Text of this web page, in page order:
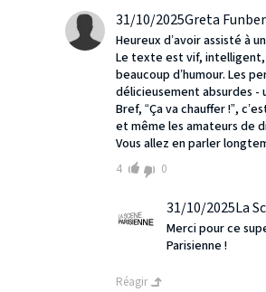
31/10/2025Greta
Heureux d’avoir assisté à
Le texte est vif, intelligent,
beaucoup d’humour. Les
délicieusement absurdes -
Bref, “Ça va chauffer !”,
et même les amateurs de
Vous allez en parler
4 0
31/10/2025La
Merci pour ce
Parisienne !
Réagir